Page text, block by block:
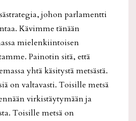
johon parlamentti
Kävimme tänään
mielenkiintoisen
Painotin sitä, että
yhtä käsitystä metsästä.
on valtavasti. Toisille metsä
virkistäytymään ja
Toisille metsä on